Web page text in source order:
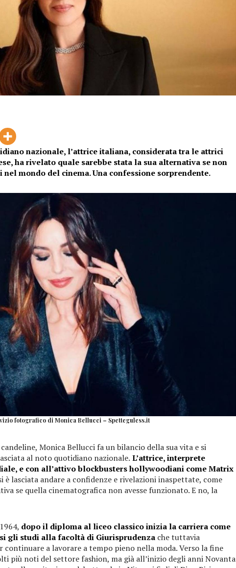
nazionale, l’attrice italiana, considerata tra le attrici
ha rivelato quale sarebbe stata la sua alternativa se non
mondo del cinema. Una confessione sorprendente.
fotografico di Monica Bellucci – Spetteguless.it
Monica Bellucci fa un bilancio della sua vita e si
al noto quotidiano nazionale. L’attrice, interprete
e con all’attivo blockbusters hollywoodiani come Matrix
è lasciata andare a confidenze e rivelazioni inaspettate, come
se quella cinematografica non avesse funzionato. E no, la
dopo il diploma al liceo classico inizia la carriera come
gli studi alla facoltà di Giurisprudenza che tuttavia
continuare a lavorare a tempo pieno nella moda. Verso la fine
più noti del settore fashion, ma già all’inizio degli anni Novanta